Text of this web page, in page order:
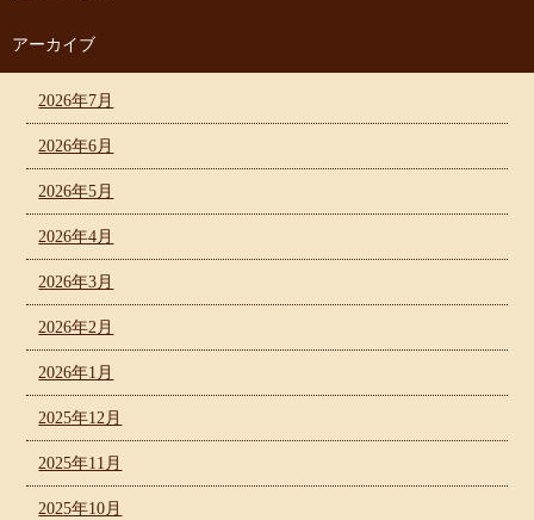
アーカイブ
2026年7月
2026年6月
2026年5月
2026年4月
2026年3月
2026年2月
2026年1月
2025年12月
2025年11月
2025年10月